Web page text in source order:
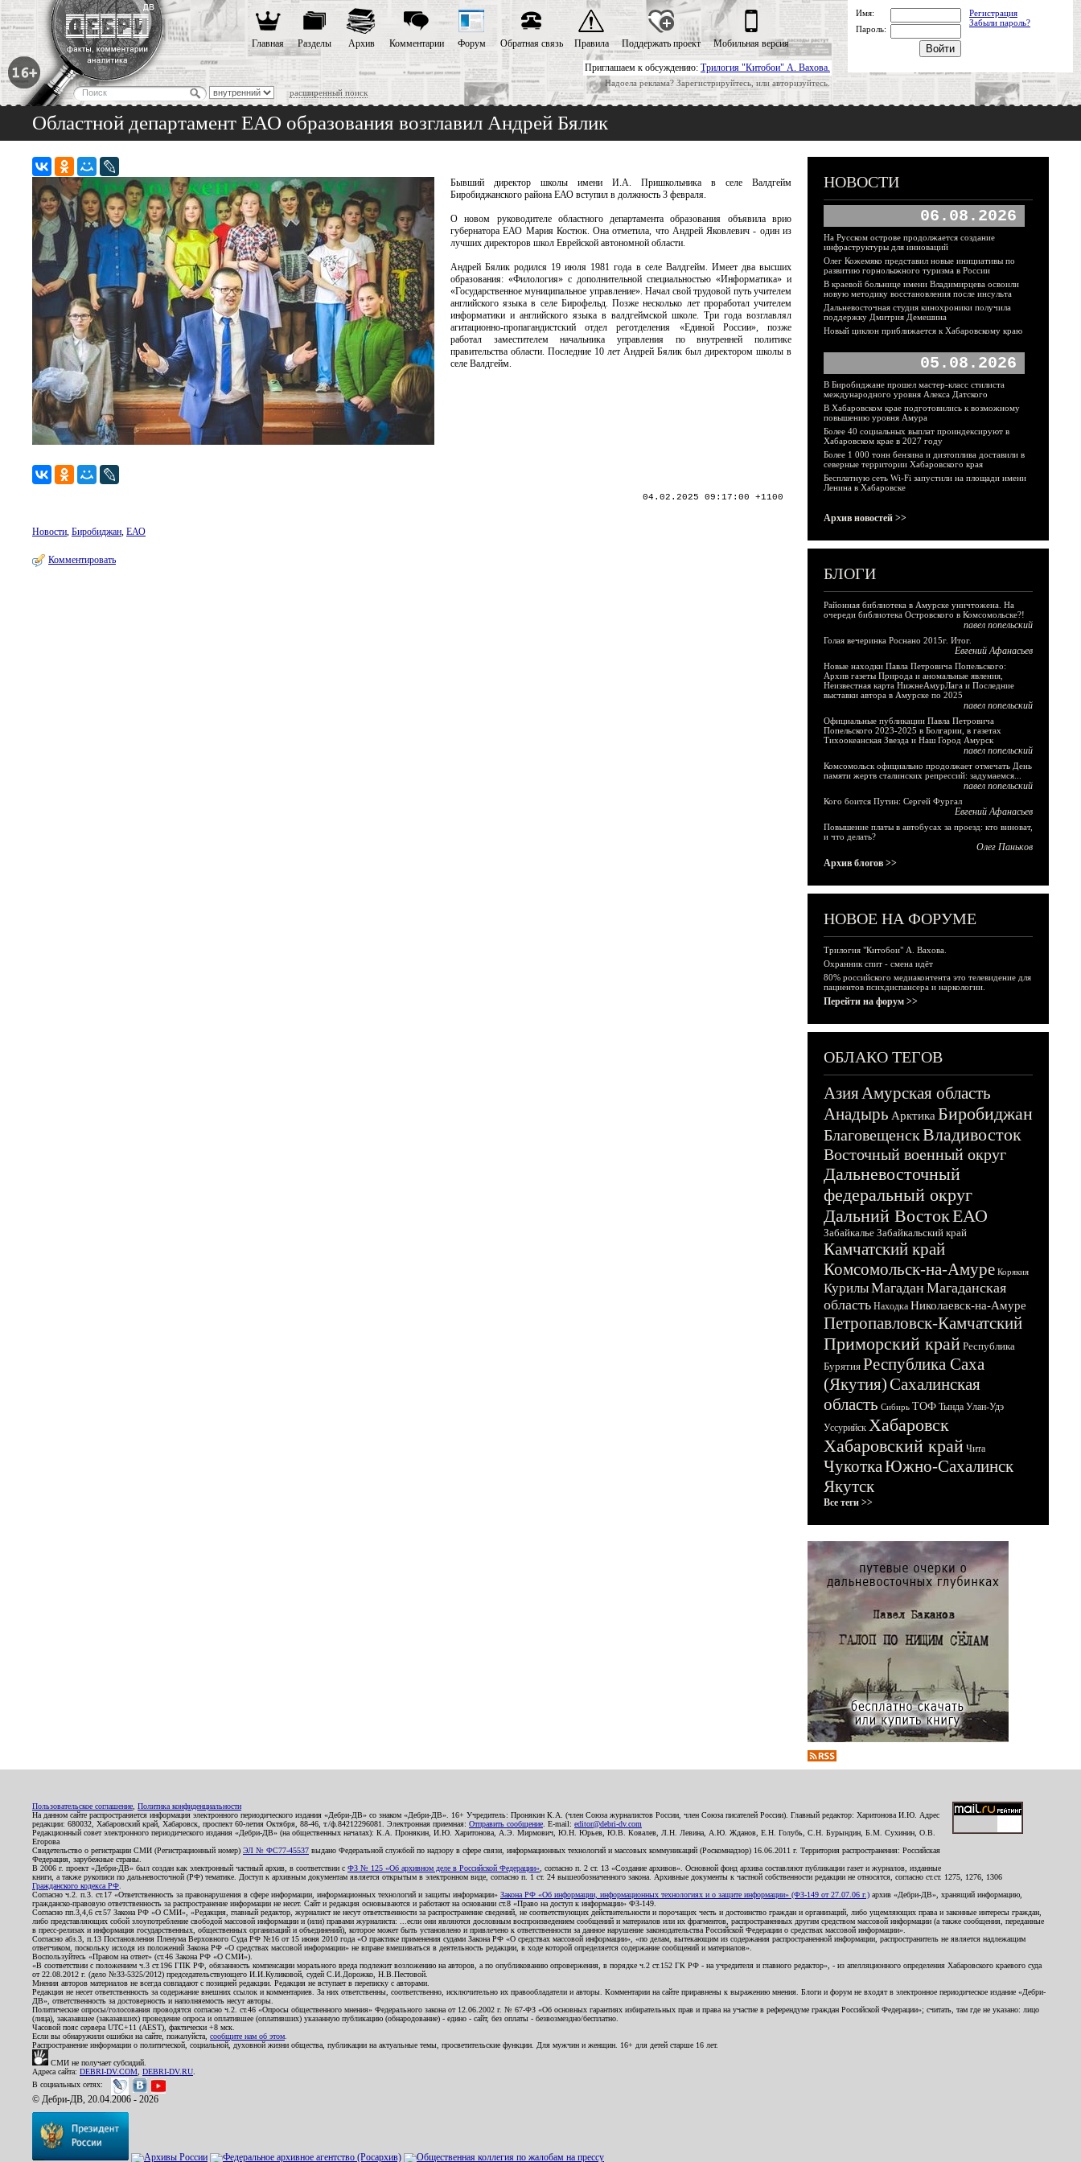
Приглашаем к обсуждению: Трилогия "Китобои" А. Вахова.
Надоела реклама? Зарегистрируйтесь, или авторизуйтесь.
расширенный поиск
Главная Разделы Архив Комментарии Форум Обратная связь Правила Поддержать проект Мобильная версия
Имя:
Регистрация
Забыли пароль?
Пароль:
Областной департамент ЕАО образования возглавил Андрей Бялик
Бывший директор школы имени И.А. Пришкольника в селе Валдгейм
Биробиджанского района ЕАО вступил в должность 3 февраля.
О новом руководителе областного департамента образования объявила врио
губернатора ЕАО Мария Костюк. Она отметила, что Андрей Яковлевич - один из
лучших директоров школ Еврейской автономной области.
Андрей Бялик родился 19 июля 1981 года в селе Валдгейм. Имеет два высших
образования: «Филология» с дополнительной специальностью «Информатика» и
«Государственное муниципальное управление». Начал свой трудовой путь учителем
английского языка в селе Бирофельд. Позже несколько лет проработал учителем
информатики и английского языка в валдгеймской школе. Три года возглавлял
агитационно-пропагандистский отдел реготделения «Единой России», позже
работал заместителем начальника управления по внутренней политике
правительства области. Последние 10 лет Андрей Бялик был директором школы в
селе Валдгейм.
04.02.2025 09:17:00 +1100
Новости, Биробиджан, ЕАО
Комментировать
НОВОСТИ
06.08.2026
На Русском острове продолжается создание
инфраструктуры для инноваций
Олег Кожемяко представил новые инициативы по
развитию горнолыжного туризма в России
В краевой больнице имени Владимирцева освоили
новую методику восстановления после инсульта
Дальневосточная студия кинохроники получила
поддержку Дмитрия Демешина
Новый циклон приближается к Хабаровскому краю
05.08.2026
В Биробиджане прошел мастер-класс стилиста
международного уровня Алекса Датского
В Хабаровском крае подготовились к возможному
повышению уровня Амура
Более 40 социальных выплат проиндексируют в
Хабаровском крае в 2027 году
Более 1 000 тонн бензина и дизтоплива доставили в
северные территории Хабаровского края
Бесплатную сеть Wi-Fi запустили на площади имени
Ленина в Хабаровске
Архив новостей >>
БЛОГИ
Районная библиотека в Амурске уничтожена. На
очереди библиотека Островского в Комсомольске?!
павел попельский
Голая вечеринка Роснано 2015г. Итог.
Евгений Афанасьев
Новые находки Павла Петровича Попельского:
Архив газеты Природа и аномальные явления,
Неизвестная карта НижнеАмурЛага и Последние
выставки автора в Амурске по 2025
павел попельский
Официальные публикации Павла Петровича
Попельского 2023-2025 в Болгарии, в газетах
Тихоокеанская Звезда и Наш Город Амурск
павел попельский
Комсомольск официально продолжает отмечать День
памяти жертв сталинских репрессий: задумаемся...
павел попельский
Кого боится Путин: Сергей Фургал
Евгений Афанасьев
Повышение платы в автобусах за проезд: кто виноват,
и что делать?
Олег Паньков
Архив блогов >>
НОВОЕ НА ФОРУМЕ
Трилогия "Китобои" А. Вахова.
Охранник спит - смена идёт
80% российского медиаконтента это телевидение для
пациентов психдиспансера и наркологии.
Перейти на форум >>
ОБЛАКО ТЕГОВ
АзияАмурская область
Анадырь Арктика Биробиджан
БлаговещенскВладивосток
Восточный военный округ
Дальневосточный
федеральный округ
Дальний ВостокЕАО
Забайкалье Забайкальский край
Камчатский край
Комсомольск-на-Амуре Корякия
КурилыМагадан Магаданская
область Находка Николаевск-на-Амуре
Петропавловск-Камчатский
Приморский край Республика
Бурятия Республика Саха
(Якутия)Сахалинская
область Сибирь ТОФ Тында Улан-Удэ
Уссурийск Хабаровск
Хабаровский край Чита
ЧукоткаЮжно-Сахалинск
Якутск
Все теги >>
Пользовательское соглашение Политика конфиденциальности
На данном сайте распространяется информация электронного периодического издания «Дебри-ДВ» со знаком «Дебри-ДВ». 16+ Учредитель: Пронякин К.А. (член Союза журналистов России, член Союза писателей России). Главный редактор: Харитонова И.Ю. Адрес
редакции: 680032, Хабаровский край, Хабаровск, проспект 60-летия Октября, 88-46, т./ф.84212296081. Электронная приемная: Отправить сообщение . E-mail: editor@debri-dv.com
Редакционный совет электронного периодического издания «Дебри-ДВ» (на общественных началах): К.А. Пронякин, И.Ю. Харитонова, А.Э. Мирмович, Ю.Н. Юрьев, Ю.В. Ковалев, Л.Н. Левина, А.Ю. Жданов, Е.Н. Голубь, С.Н. Бурындин, Б.М. Сухинин, О.В.
Егорова
Свидетельство о регистрации СМИ (Регистрационный номер) ЭЛ № ФС77-45537 выдано Федеральной службой по надзору в сфере связи, информационных технологий и массовых коммуникаций (Роскомнадзор) 16.06.2011 г. Территория распространения: Российская
Федерация, зарубежные страны.
В 2006 г. проект «Дебри-ДВ» был создан как электронный частный архив, в соответствии с ФЗ № 125 «Об архивном деле в Российской Федерации» , согласно п. 2 ст. 13 «Создание архивов». Основной фонд архива составляют публикации газет и журналов, изданные
книги, а также рукописи по дальневосточной (РФ) тематике. Доступ к архивным документам является открытым в электронном виде, согласно п. 1 ст. 24 вышеобозначенного закона. Архивные документы к частной собственности редакции не относятся, согласно ст.ст. 1275, 1276, 1306
Гражданского кодекса РФ
Согласно ч.2. п.3. ст.17 «Ответственность за правонарушения в сфере информации, информационных технологий и защиты информации» Закона РФ «Об информации, информационных технологиях и о защите информации» (ФЗ-149 от 27.07.06 г.) архив «Дебри-ДВ», хранящий информацию,
гражданско-правовую ответственность за распространение информации не несет. Сайт и редакция основываются и работают на основании ст.8 «Право на доступ к информации» ФЗ-149.
Согласно пп.3,4,6 ст.57 Закона РФ «О СМИ», «Редакция, главный редактор, журналист не несут ответственности за распространение сведений, не соответствующих действительности и порочащих честь и достоинство граждан и организаций, либо ущемляющих права и законные интересы граждан,
либо представляющих собой злоупотребление свободой массовой информации и (или) правами журналиста: ...если они являются дословным воспроизведением сообщений и материалов или их фрагментов, распространенных другим средством массовой информации (а также сообщения, переданные
в пресс-релизах и информация государственных, общественных организаций и объединений), которое может быть установлено и привлечено к ответственности за данное нарушение законодательства Российской Федерации о средствах массовой информации».
Согласно абз.3, п.13 Постановления Пленума Верховного Суда РФ №16 от 15 июня 2010 года «О практике применения судами Закона РФ «О средствах массовой информации», «по делам, вытекающим из содержания распространенной информации, распространитель не является надлежащим
ответчиком, поскольку исходя из положений Закона РФ «О средствах массовой информации» не вправе вмешиваться в деятельность редакции, в ходе которой определяется содержание сообщений и материалов».
Воспользуйтесь «Правом на ответ» (ст.46 Закона РФ «О СМИ»).
«В соответствии с положением ч.3 ст.196 ГПК РФ, обязанность компенсации морального вреда подлежит возложению на авторов, а по опубликованию опровержения, в порядке ч.2 ст.152 ГК РФ - на учредителя и главного редактор», - из апелляционного определения Хабаровского краевого суда
от 22.08.2012 г. (дело №33-5325/2012) председательствующего И.И.Куликовой, судей С.И.Дорожко, Н.В.Пестовой.
Мнения авторов материалов не всегда совпадают с позицией редакции. Редакция не вступает в переписку с авторами.
Редакция не несет ответственность за содержание внешних ссылок и комментариев. За них ответственны, соответственно, исключительно их правообладатели и авторы. Комментарии на сайте приравнены к выражению мнения. Блоги и форум не входят в электронное периодическое издание «Дебри-
ДВ», ответственность за достоверность и наполняемость несут авторы.
Политические опросы/голосования проводятся согласно ч.2. ст.46 «Опросы общественного мнения» Федерального закона от 12.06.2002 г. № 67-ФЗ «Об основных гарантиях избирательных прав и права на участие в референдуме граждан Российской Федерации»; считать, там где не указано: лицо
(лица), заказавшее (заказавших) проведение опроса и оплатившее (оплативших) указанную публикацию (обнародование) - едино - сайт, без оплаты - безвозмездно/бесплатно.
Часовой пояс сервера UTC+11 (AEST), фактически +8 мск.
Если вы обнаружили ошибки на сайте, пожалуйста, сообщите нам об этом
Распространение информации о политической, социальной, духовной жизни общества, публикации на актуальные темы, просветительские функции. Для мужчин и женщин. 16+ для детей старше 16 лет.
СМИ не получает субсидий.
Адреса сайта: DEBRI-DV.COM DEBRI-DV.RU
В социальных сетях:
© Дебри-ДВ, 20.04.2006 - 2026